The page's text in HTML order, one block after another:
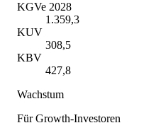
KGVe 2028
1.359,3
KUV
308,5
KBV
427,8
Wachstum
Für Growth-Investoren